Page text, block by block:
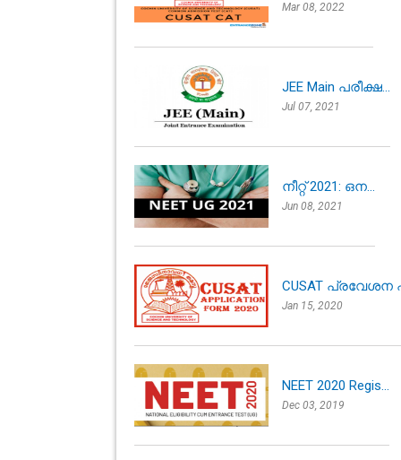
Mar 08, 2022
JEE Main പരീക്ഷ...
Jul 07, 2021
നീറ്റ് 2021: ഒന...
Jun 08, 2021
CUSAT പ്രവേശന
Jan 15, 2020
NEET 2020 Regis...
Dec 03, 2019